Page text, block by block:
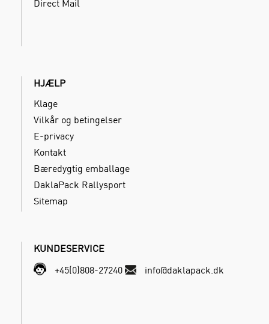
Direct Mail
HJÆLP
Klage
Vilkår og betingelser
E-privacy
Kontakt
Bæredygtig emballage
DaklaPack Rallysport
Sitemap
KUNDESERVICE
+45(0)808-27240
info@daklapack.dk